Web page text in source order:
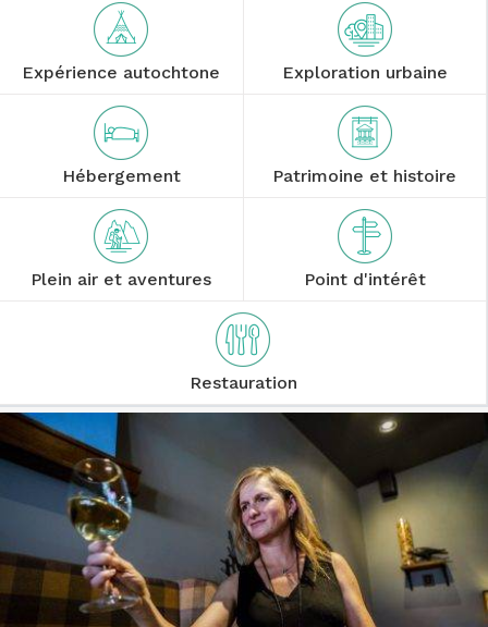
Expérience autochtone Exploration urbaine
Hébergement Patrimoine et histoire
Plein air et aventures Point d'intérêt
Restauration